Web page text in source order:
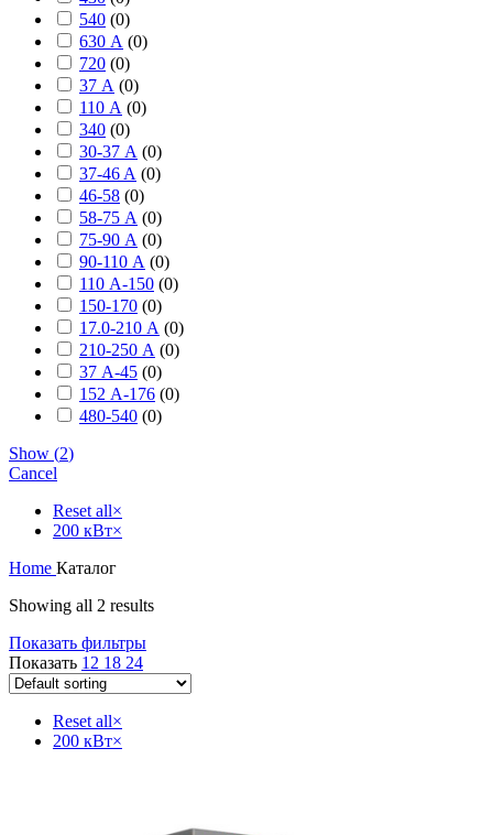
540 (0)
630 А (0)
720 (0)
37 А (0)
110 А (0)
340 (0)
30-37 А (0)
37-46 A (0)
46-58 (0)
58-75 А (0)
75-90 А (0)
90-110 А (0)
110 А-150 (0)
150-170 (0)
17.0-210 А (0)
210-250 А (0)
37 А-45 (0)
152 А-176 (0)
480-540 (0)
Show (2)
Cancel
Reset all×
200 кВт×
Home Каталог
Showing all 2 results
Показать фильтры
Показать 12 18 24
Reset all×
200 кВт×